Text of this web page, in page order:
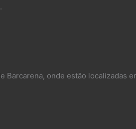
Barcarena, onde estão localizadas